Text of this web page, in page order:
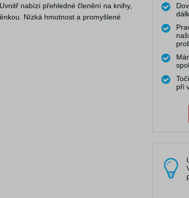
nabízí přehledné členění na knihy,
Nízká hmotnost a promyšlené
při